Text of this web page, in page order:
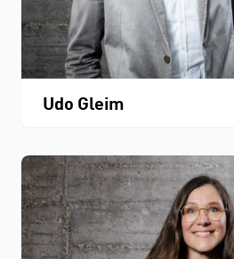
Udo Gleim